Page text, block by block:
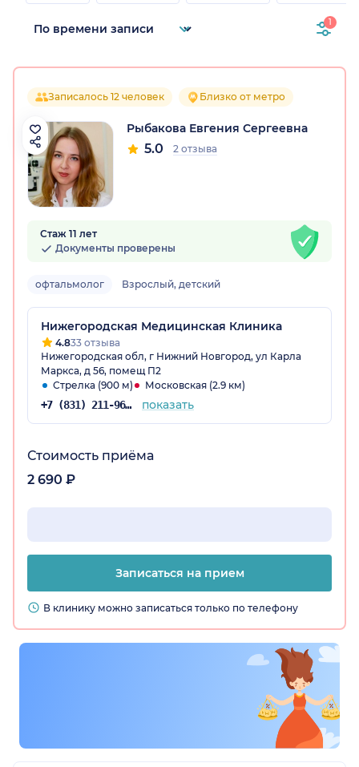
1
Записалось 12 человек Близко от метро
Рыбакова Евгения Сергеевна
5.0 2 отзыва
Стаж 11 лет
Документы проверены
офтальмолог Взрослый, детский
Нижегородская Медицинская Клиника
4.833 отзыва
Нижегородская обл, г Нижний Новгород, ул Карла
Маркса, д 56, помещ П2
Стрелка (900 м)
Московская (2.9 км)
+7 (831) 211-96-24 показать
Стоимость приёма
2 690 ₽
Записаться на прием
В клинику можно записаться только по телефону